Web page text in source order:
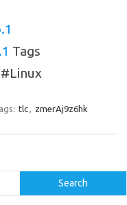
Tags
tlc, zmerAj9z6hk
Search